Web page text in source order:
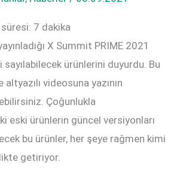
7 dakika
X Summit PRIME 2021
ürünlerini duyurdu. Bu
videosuna yazının
Çoğunlukla
eski ürünlerin güncel versiyonları
bu ürünler, her şeye rağmen kimi
getiriyor.